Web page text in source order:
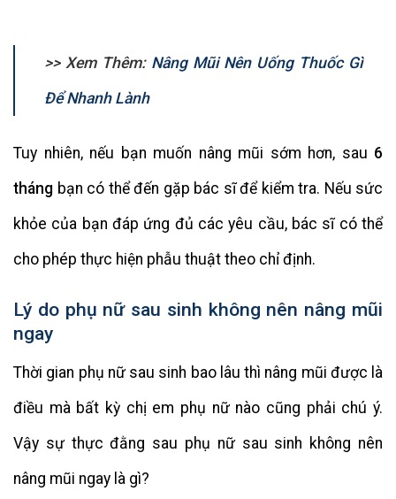
>> Xem Thêm: Nâng Mũi Nên Uống Thuốc Gì
Để Nhanh Lành
Tuy nhiên, nếu bạn muốn nâng mũi sớm hơn, sau 6
tháng bạn có thể đến gặp bác sĩ để kiểm tra. Nếu sức
khỏe của bạn đáp ứng đủ các yêu cầu, bác sĩ có thể
cho phép thực hiện phẫu thuật theo chỉ định.
Lý do phụ nữ sau sinh không nên nâng mũi
ngay
Thời gian phụ nữ sau sinh bao lâu thì nâng mũi được là
điều mà bất kỳ chị em phụ nữ nào cũng phải chú ý.
Vậy sự thực đằng sau phụ nữ sau sinh không nên
nâng mũi ngay là gì?